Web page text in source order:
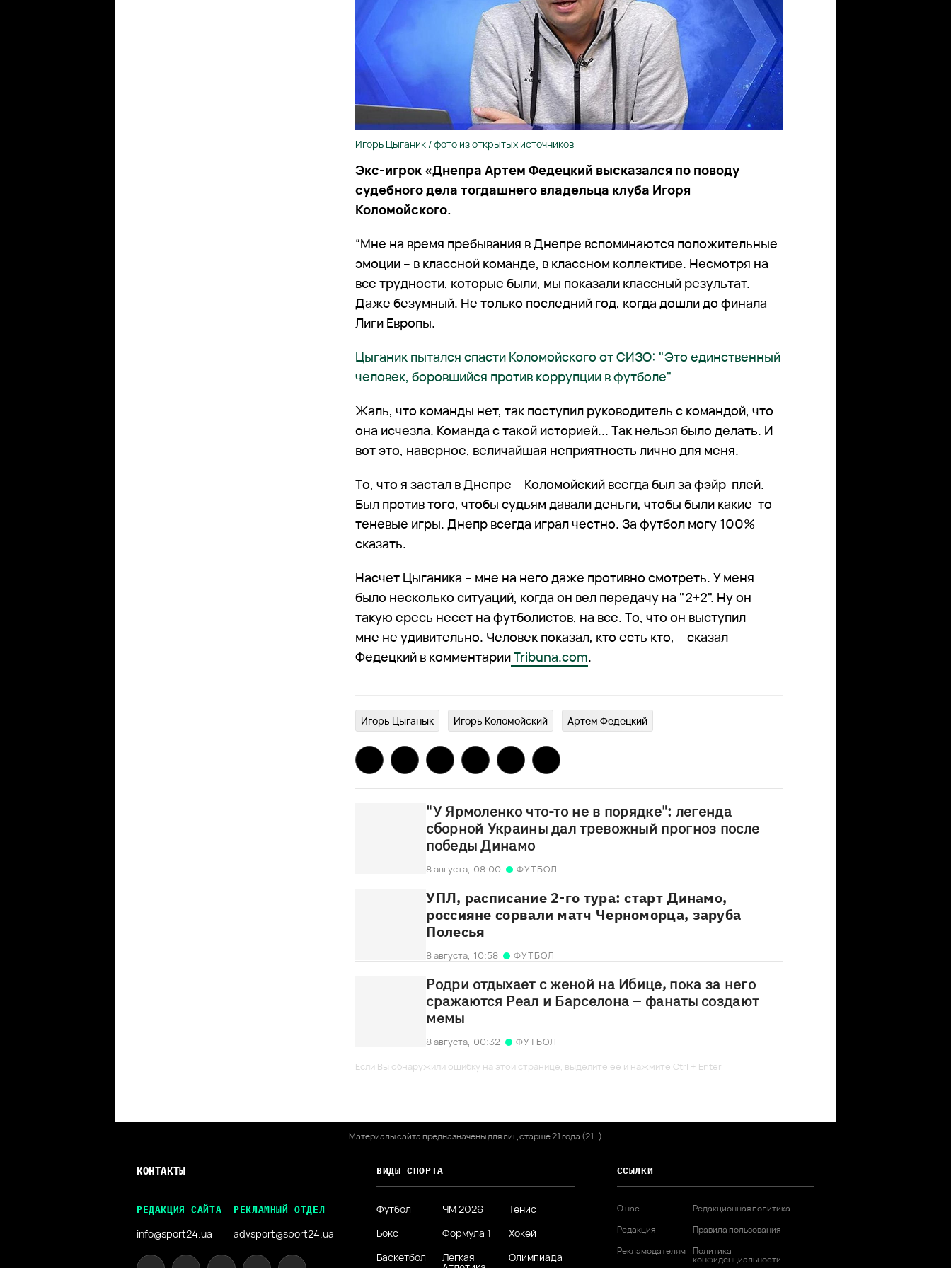
Игорь Цыганик / фото из открытых источников
Экс-игрок «Днепра Артем Федецкий высказался по поводу
судебного дела тогдашнего владельца клуба Игоря
Коломойского.
“Мне на время пребывания в Днепре вспоминаются положительные
эмоции – в классной команде, в классном коллективе. Несмотря на
все трудности, которые были, мы показали классный результат.
Даже безумный. Не только последний год, когда дошли до финала
Лиги Европы.
Цыганик пытался спасти Коломойского от СИЗО: "Это единственный
человек, боровшийся против коррупции в футболе"
Жаль, что команды нет, так поступил руководитель с командой, что
она исчезла. Команда с такой историей... Так нельзя было делать. И
вот это, наверное, величайшая неприятность лично для меня.
То, что я застал в Днепре – Коломойский всегда был за фэйр-плей.
Был против того, чтобы судьям давали деньги, чтобы были какие-то
теневые игры. Днепр всегда играл честно. За футбол могу 100%
сказать.
Насчет Цыганика – мне на него даже противно смотреть. У меня
было несколько ситуаций, когда он вел передачу на "2+2". Ну он
такую ересь несет на футболистов, на все. То, что он выступил –
мне не удивительно. Человек показал, кто есть кто, – сказал
Федецкий в комментарииTribuna.com.
Игорь Цыганык Игорь Коломойский Артем Федецкий
"У Ярмоленко что-то не в порядке": легенда
сборной Украины дал тревожный прогноз после
победы Динамо
8 августа, 08:00 ФУТБОЛ
УПЛ, расписание 2-го тура: старт Динамо,
россияне сорвали матч Черноморца, заруба
Полесья
8 августа, 10:58 ФУТБОЛ
Родри отдыхает с женой на Ибице, пока за него
сражаются Реал и Барселона – фанаты создают
мемы
8 августа, 00:32
ФУТБОЛ
Если Вы обнаружили ошибку на этой странице, выделите ее и нажмите Ctrl + Enter
Материалы сайта предназначены для лиц старше 21 года (21+)
КОНТАКТЫ
РЕДАКЦИЯ САЙТА
info@sport24.ua
РЕКЛАМНЫЙ ОТДЕЛ
advsport@sport24.ua
ВИДЫ СПОРТА
Футбол ЧМ 2026
Тенис
Бокс
Формула 1
Хокей
Баскетбол
Легкая Олимпиада
ССЫЛКИ
О нас
Редакция
Рекламодателям
Редакционная политика
Правила пользования
Политика
конфиденциальности